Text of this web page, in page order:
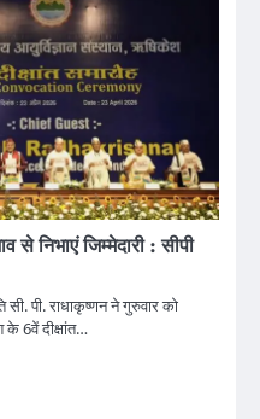
से निभाएं जिम्मेदारी : सीपी
पी. राधाकृष्णन ने गुरुवार को
6वें दीक्षांत…